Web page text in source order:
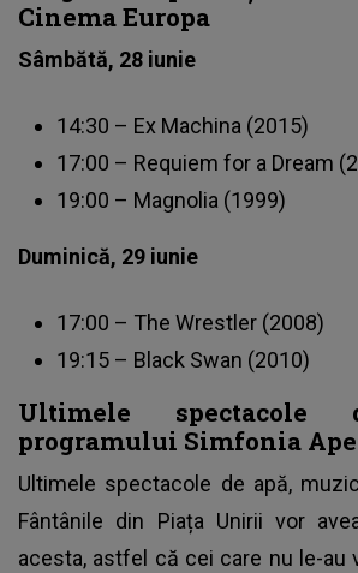
Cinema Europa
Sâmbătă, 28 iunie
14:30 – Ex Machina (2015)
17:00 – Requiem for a Dream
19:00 – Magnolia (1999)
Duminică, 29 iunie
17:00 – The Wrestler (2008)
19:15 – Black Swan (2010)
Ultimele spectacole
programului Simfonia
Ultimele spectacole de apă,
Fântânile din Piața Unirii vor
acesta, astfel că cei care nu le-au